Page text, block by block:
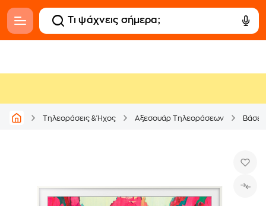
Τηλεοράσεις & Ήχος Αξεσουάρ Τηλεοράσεων